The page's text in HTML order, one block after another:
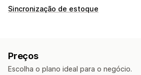
Gerenciamento de listagem
Listagens personalizadas
Sincronização de estoque
Códigos de barras
Manual Em massa Em tempo real
Preços
Escolha o plano ideal para o negócio.